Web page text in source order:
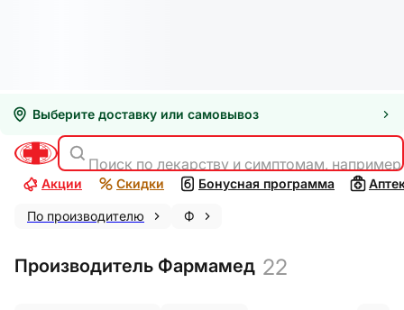
Выберите доставку или самовывоз
Поиск по лекарству и симптомам,
Акции Скидки Бонусная программа
По производителю Ф
Производитель Фармамед 22